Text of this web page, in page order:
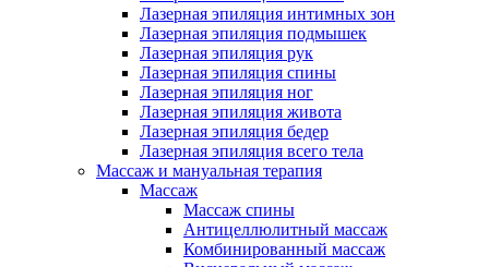
Лазерная эпиляция интимных зон
Лазерная эпиляция подмышек
Лазерная эпиляция рук
Лазерная эпиляция спины
Лазерная эпиляция ног
Лазерная эпиляция живота
Лазерная эпиляция бедер
Лазерная эпиляция всего тела
Массаж и мануальная терапия
Массаж
Массаж спины
Антицеллюлитный массаж
Комбинированный массаж